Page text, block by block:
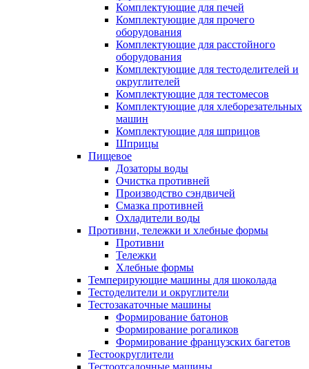
Комплектующие для печей
Комплектующие для прочего
оборудования
Комплектующие для расстойного
оборудования
Комплектующие для тестоделителей и
округлителей
Комплектующие для тестомесов
Комплектующие для хлеборезательных
машин
Комплектующие для шприцов
Шприцы
Пищевое
Дозаторы воды
Очистка противней
Производство сэндвичей
Смазка противней
Охладители воды
Противни, тележки и хлебные формы
Противни
Тележки
Хлебные формы
Темперирующие машины для шоколада
Тестоделители и округлители
Тестозакаточные машины
Формирование батонов
Формирование рогаликов
Формирование французских багетов
Тестоокруглители
Тестоотсадочные машины